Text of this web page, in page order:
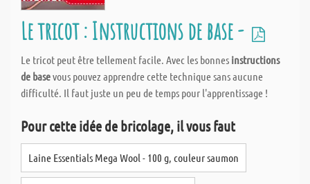
Le tricot : Instructions de base -
Le tricot peut être tellement facile. Avec les bonnes instructions
de basevous pouvez apprendre cette technique sans aucune
difficulté. Il faut juste un peu de temps pour l'apprentissage !
Pour cette idée de bricolage, il vous faut
Laine Essentials Mega Wool - 100 g, couleur saumon